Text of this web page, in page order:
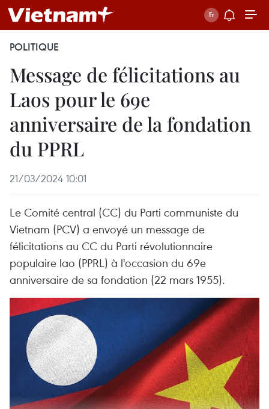
POLITIQUE
Message de félicitations au
Laos pour le 69e
anniversaire de la fondation
du PPRL
21/03/2024 10:01
Le Comité central (CC) du Parti communiste du
Vietnam (PCV) a envoyé un message de
félicitations au CC du Parti révolutionnaire
populaire lao (PPRL) à l'occasion du 69e
anniversaire de sa fondation (22 mars 1955).